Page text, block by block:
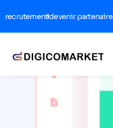
recrutementdevenir partenaire